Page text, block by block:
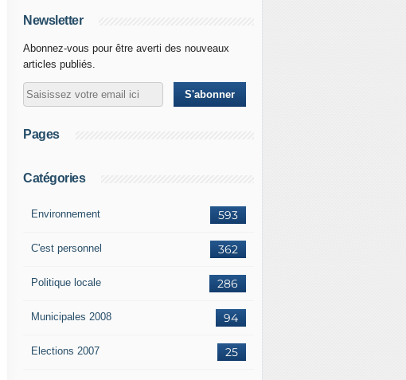
Newsletter
Abonnez-vous pour être averti des nouveaux
articles publiés.
Pages
Catégories
593
Environnement
362
C'est personnel
286
Politique locale
94
Municipales 2008
25
Elections 2007